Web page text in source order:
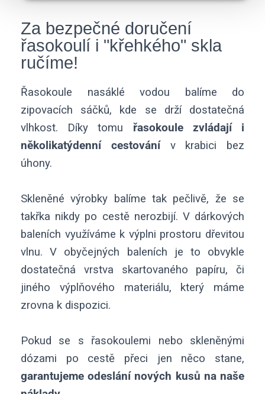
Za bezpečné doručení
řasokoulí i "křehkého" skla
ručíme!
Řasokoule nasáklé vodou balíme do
zipovacích sáčků, kde se drží dostatečná
vlhkost. Díky tomu řasokoule zvládají i
několikatýdenní cestovánív krabici bez
úhony.
Skleněné výrobky balíme tak pečlivě, že se
takřka nikdy po cestě nerozbijí. V dárkových
baleních využíváme k výplni prostoru dřevitou
vlnu. V obyčejných baleních je to obvykle
dostatečná vrstva skartovaného papíru, či
jiného výplňového materiálu, který máme
zrovna k dispozici.
Pokud se s řasokoulemi nebo skleněnými
dózami po cestě přeci jen něco stane,
garantujeme odeslání nových kusů na naše